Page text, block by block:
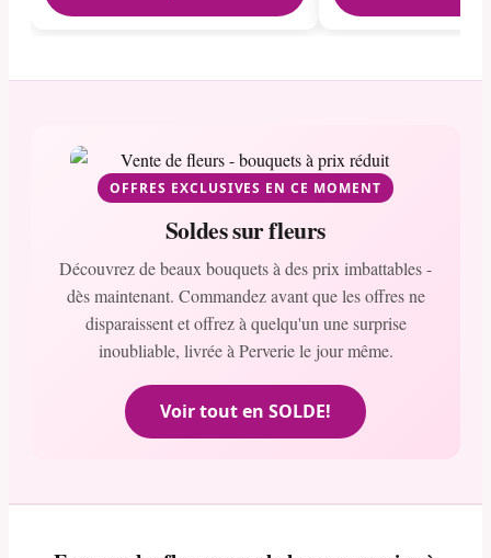
OFFRES EXCLUSIVES EN CE MOMENT
Soldes sur fleurs
Découvrez de beaux bouquets à des prix imbattables -
dès maintenant. Commandez avant que les offres ne
disparaissent et offrez à quelqu'un une surprise
inoubliable, livrée à Perverie le jour même.
Voir tout en SOLDE!